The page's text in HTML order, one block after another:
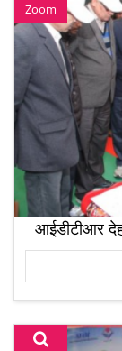
Zoom
आईडीटीआर